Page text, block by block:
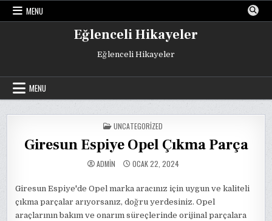
Skip
MENU
Eğlenceli Hikayeler
Eğlenceli Hikayeler
MENU
POSTED
IN
UNCATEGORIZED
Giresun Espiye Opel Çıkma Parça
ADMIN OCAK 22, 2024
Giresun Espiye'de Opel marka aracınız için uygun ve kaliteli
çıkma parçalar arıyorsanız, doğru yerdesiniz. Opel
araçlarının bakım ve onarım süreçlerinde orijinal parçalara